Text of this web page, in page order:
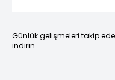
Günlük gelişmeleri takip
indirin